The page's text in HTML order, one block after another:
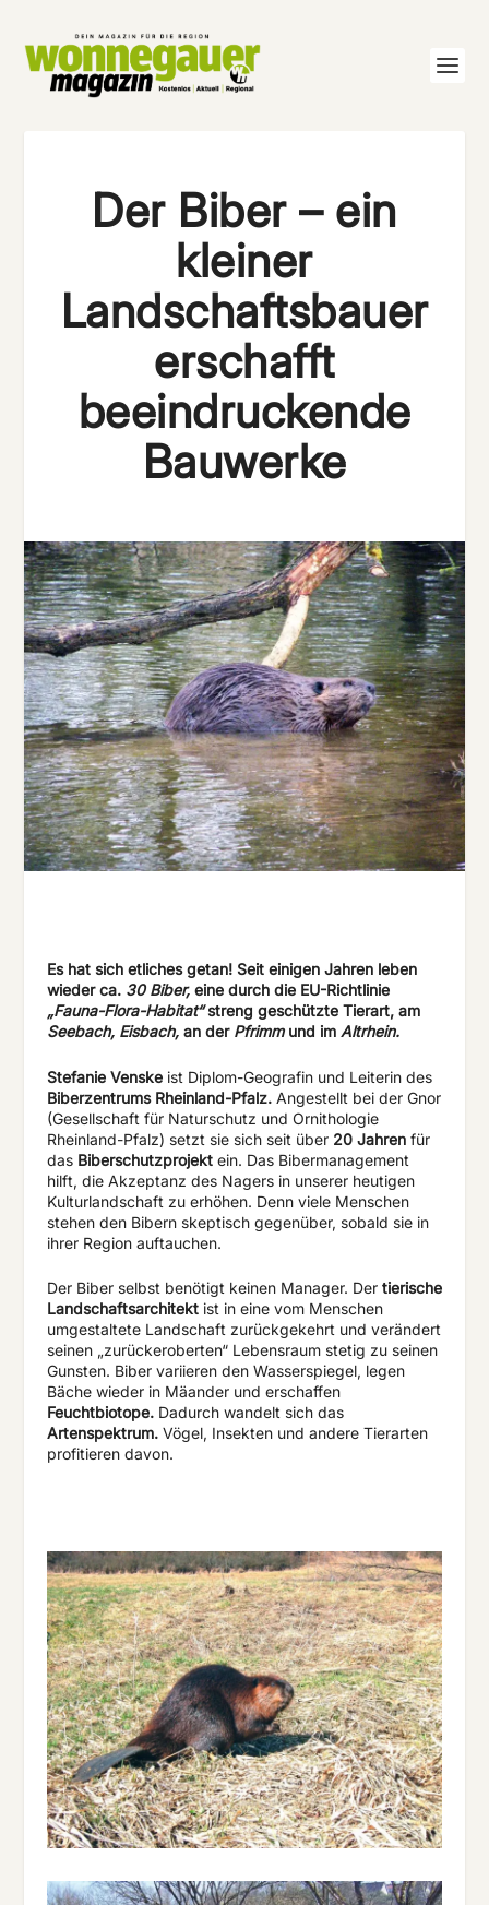
Der Biber – ein
kleiner
Landschaftsbauer
erschafft
beeindruckende
Bauwerke
Es hat sich etliches getan! Seit einigen Jahren leben
wieder ca. 30 Biber, eine durch die EU-Richtlinie
„Fauna-Flora-Habitat“streng geschützte Tierart, am
Seebach, Eisbach, an der Pfrimmund im Altrhein.
Stefanie Venske ist Diplom-Geografin und Leiterin des
Biberzentrums Rheinland-Pfalz. Angestellt bei der Gnor
(Gesellschaft für Naturschutz und Ornithologie
Rheinland-Pfalz) setzt sie sich seit über 20 Jahren für
das Biberschutzprojekt ein. Das Bibermanagement
hilft, die Akzeptanz des Nagers in unserer heutigen
Kulturlandschaft zu erhöhen. Denn viele Menschen
stehen den Bibern skeptisch gegenüber, sobald sie in
ihrer Region auftauchen.
Der Biber selbst benötigt keinen Manager. Der tierische
Landschaftsarchitekt ist in eine vom Menschen
umgestaltete Landschaft zurückgekehrt und verändert
seinen „zurückeroberten“ Lebensraum stetig zu seinen
Gunsten. Biber variieren den Wasserspiegel, legen
Bäche wieder in Mäander und erschaffen
Feuchtbiotope. Dadurch wandelt sich das
Artenspektrum. Vögel, Insekten und andere Tierarten
profitieren davon.